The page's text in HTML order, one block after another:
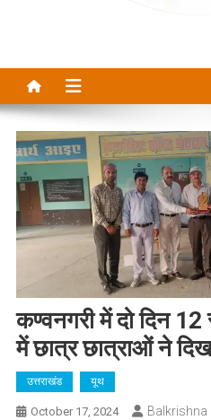
कण्वनगरी में दो दिन
में छात्र छात्राओं ने
उत्तराखंड यूथ
October 17, 2024 Balkrishna